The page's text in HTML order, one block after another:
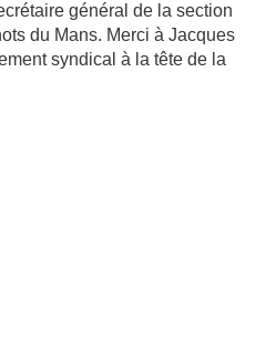
général de la section
du Mans. Merci à Jacques
syndical à la tête de la